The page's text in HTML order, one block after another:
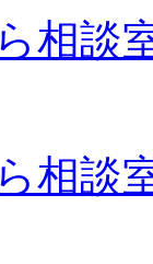
相談
相談